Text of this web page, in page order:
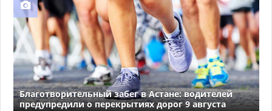
Благотворительный забег в Астане: водителей
предупредили о перекрытиях дорог 9 августа